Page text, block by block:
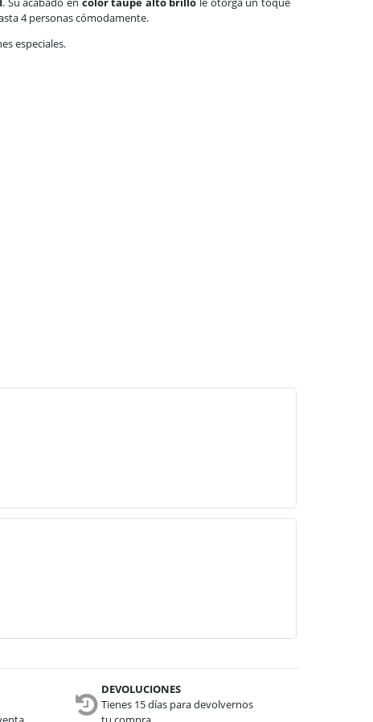
4 personas cómodamente.
especiales.
DEVOLUCIONES
Tienes 15 días para devolvernos